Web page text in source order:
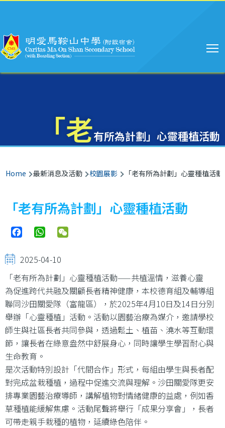
「老有所為計劃」心靈種植活動
Breadcrumb
Home 最新消息及活動 校園展影 「老有所為計劃」心靈種植活動
「老有所為計劃」心靈種植活動
FacebookWhatsApp
2025-04-10
「老有所為計劃」心靈種植活動——共植溫情，滋養心靈
為促進跨代共融及關顧長者精神健康，本校德育組及輔導組
聯同沙田關愛隊（富龍區），於2025年4月10日及14日分別
舉辦「心靈種植」活動。活動以園藝治療為媒介，邀請學校
師生與社區長者共同參與，透過鬆土、植苗、澆水等互動環
節，讓長者在綠意盎然中舒展身心，同時讓學生學習耐心與
生命教育。
是次活動特別設計「代間合作」形式，每組由學生與長者配
對完成盆栽種植，過程中促進交流與理解。沙田關愛隊更安
排專業園藝治療導師，講解植物對情緒健康的益處，例如香
草種植能緩解焦慮。活動尾聲將舉行「成果分享會」，長者
可帶走親手栽種的植物，延續綠色陪伴。